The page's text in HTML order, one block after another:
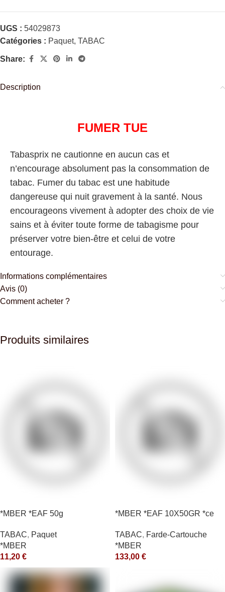
UGS : 54029873
Catégories : Paquet, TABAC
Share:
Description
FUMER TUE
Tabasprix ne cautionne en aucun cas et
n’encourage absolument pas la consommation de
tabac. Fumer du tabac est une habitude
dangereuse qui nuit gravement à la santé. Nous
encourageons vivement à adopter des choix de vie
sains et à éviter toute forme de tabagisme pour
préserver votre bien-être et celui de votre
entourage.
Informations complémentaires
Avis (0)
Comment acheter ?
Produits similaires
*MBER *EAF 50g
TABAC, Paquet
*MBER
11,20 €
*MBER *EAF 10X50GR *ce
TABAC, Farde-Cartouche
*MBER
133,00 €